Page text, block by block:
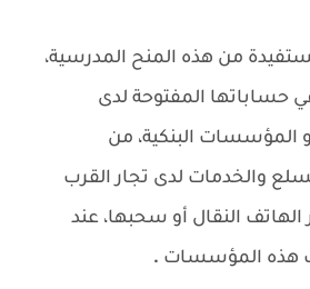
من هذه المنح المدرسية،
حساباتها المفتوحة لدى
المؤسسات البنكية، من
والخدمات لدى تجار القرب
الهاتف النقال أو سحبها، عند
هذه المؤسسات .